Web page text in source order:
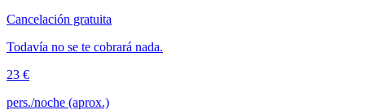
Cancelación gratuita
Todavía no se te cobrará nada.
23 €
pers./noche (aprox.)